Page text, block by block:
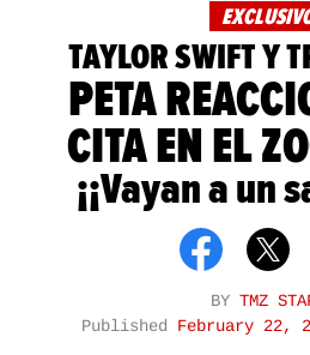
TAYLOR SWIFT Y
PETA
CITA EN EL
¡¡Vayan a un
BY TMZ
Published February 22,